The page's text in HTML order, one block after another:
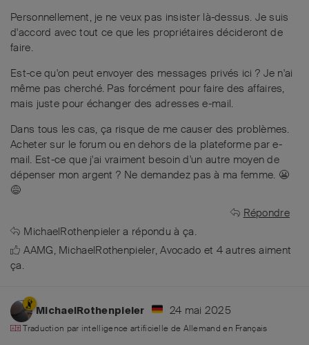
Personnellement, je ne veux pas insister là-dessus. Je suis
d'accord avec tout ce que les propriétaires décideront de
faire.
Est-ce qu'on peut envoyer des messages privés ici ? Je n'ai
même pas cherché. Pas forcément pour faire des affaires,
mais juste pour échanger des adresses e-mail.
Dans tous les cas, ça risque de me causer des problèmes.
Acheter sur le forum ou en dehors de la plateforme par e-
mail. Est-ce que j'ai vraiment besoin d'un autre moyen de
dépenser mon argent ? Ne demandez pas à ma femme. 😬
😅
Répondre
MichaelRothenpieler a répondu à ça.
AAMG, MichaelRothenpieler,Avocado et 4 autres aiment
ça.
MichaelRothenpieler 24 mai 2025
Traduction par intelligence artificielle de Allemand en Français